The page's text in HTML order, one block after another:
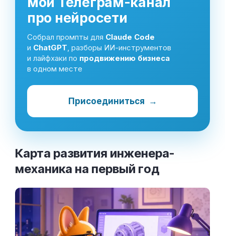
про нейросети
Собрал промпты для Claude Code
и ChatGPT , разборы ИИ-инструментов
и лайфхаки по продвижению бизнеса
в одном месте
Присоединиться →
Карта развития инженера-
механика на первый год